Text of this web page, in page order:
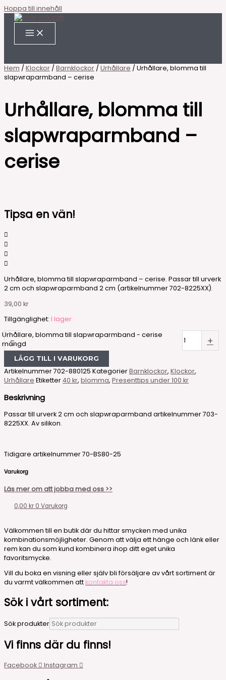
Hoppa till innehåll
Hem / Klockor / Barnklockor / Urhållare / Urhållare, blomma till
slapwraparmband – cerise
Urhållare, blomma till
slapwraparmband –
cerise
Tipsa en vän!
Urhållare, blomma till slapwraparmband – cerise. Passar till urverk
2 cm och slapwraparmband 2 cm (artikelnummer 702-8225XX).
39,00 kr
Tillgänglighet: I lager
-
Urhållare, blomma till slapwraparmband - cerise
mängd
+
LÄGG TILL I VARUKORG
Artikelnummer702-880125 KategorierBarnklockor, Klockor,
Urhållare Etiketter40 kr, blomma, Presenttips under 100 kr
Beskrivning
Passar till urverk 2 cm och slapwraparmband artikelnummer 703-
8225XX. Av silikon.
Tidigare artikelnummer 70-BS80-25
Varukorg
Läs mer om att jobba med oss >>
0,00 kr 0 Varukorg
Välkommen till en butik där du hittar smycken med unika
kombinationsmöjligheter. Genom att välja ett hänge och länk eller
rem kan du som kund kombinera ihop ditt eget unika
favoritsmycke.
Vill du boka en visning eller själv bli försäljare av vårt sortiment är
du varmt välkommen att kontakta oss!
Sök i vårt sortiment:
Sök produkter
Vi finns där du finns!
Facebook Instagram